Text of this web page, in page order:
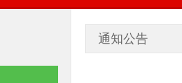
通知公告